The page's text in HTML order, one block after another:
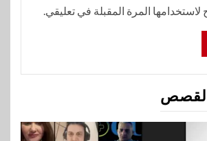
المرة المقبلة في تعليقي.
القصص